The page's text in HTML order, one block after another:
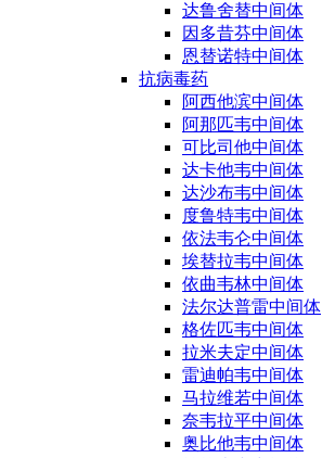
达鲁舍替中间体
因多昔芬中间体
恩替诺特中间体
抗病毒药
阿西他滨中间体
阿那匹韦中间体
可比司他中间体
达卡他韦中间体
达沙布韦中间体
度鲁特韦中间体
依法韦仑中间体
埃替拉韦中间体
依曲韦林中间体
法尔达普雷中间体
格佐匹韦中间体
拉米夫定中间体
雷迪帕韦中间体
马拉维若中间体
奈韦拉平中间体
奥比他韦中间体